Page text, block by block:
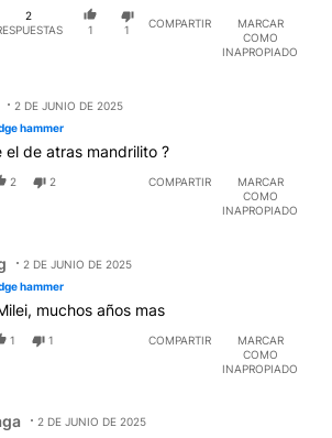
2
1 1
COMPARTIR
MARCAR
COMO
INAPROPIADO
2 DE JUNIO DE 2025
hammer
el de atras mandrilito ?
2 2 COMPARTIR
MARCAR
COMO
INAPROPIADO
2 DE JUNIO DE 2025
hammer
muchos años mas
1 1 COMPARTIR
MARCAR
COMO
INAPROPIADO
Arizaga.
2 DE JUNIO DE 2025